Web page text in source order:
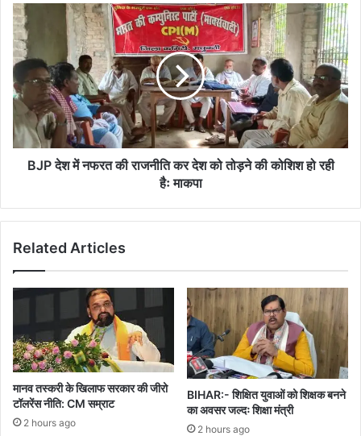
या
चोरी
होने
की
सूचना
थाना
में
दर्ज
कराए,
पुलिस
BJP
देश
में
नफरत
की
राजनीति
कर
देश
को
तोड़ने
हैः
BJP देश में नफरत की राजनीति कर देश को तोड़ने की कोशिश हो रही
हैः माकपा
Related Articles
मानव तस्करी के खिलाफ सरकार की जीरो
टॉलरेंस नीति: CM सम्राट
2 hours ago
BIHAR:- शिक्षित युवाओं को शिक्षक बनने
का अवसर जल्दः शिक्षा मंत्री
2 hours ago